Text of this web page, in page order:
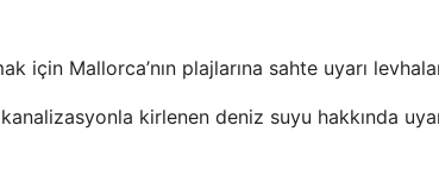
Mallorca’nın plajlarına sahte uyarı
kirlenen deniz suyu hakkında